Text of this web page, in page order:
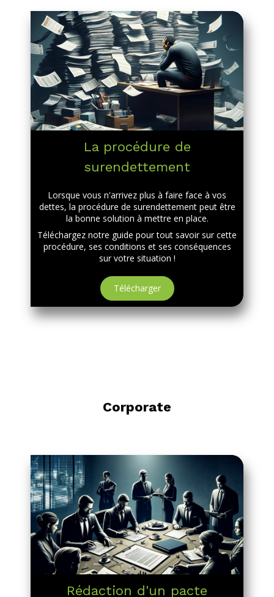
La procédure de
surendettement
Lorsque vous n'arrivez plus à faire face à vos
dettes, la procédure de surendettement peut être
la bonne solution à mettre en place.
Téléchargez notre guide pour tout savoir sur cette
procédure, ses conditions et ses conséquences
sur votre situation !
Télécharger
Corporate
Rédaction d'un pacte